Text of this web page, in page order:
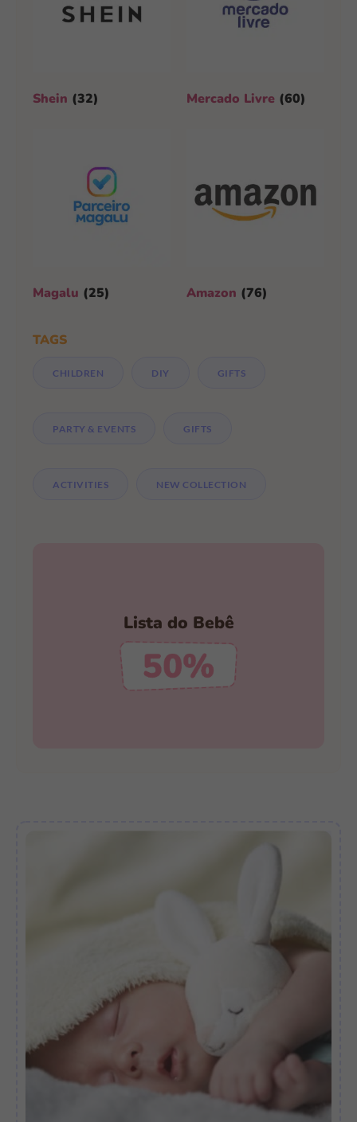
Shein (32) Mercado Livre (60)
Magalu (25) Amazon (76)
TAGS
CHILDREN DIY GIFTS
PARTY & EVENTS GIFTS
ACTIVITIES NEW COLLECTION
Lista do Bebê
CRIAR MINHA LISTA